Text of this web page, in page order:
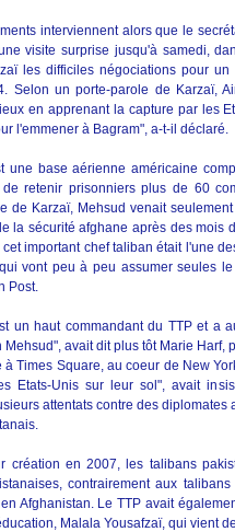
interviennent alors que le
visite surprise jusqu'à samedi,
les difficiles négociations pour
Selon un porte-parole de Karzaï,
en apprenant la capture par les
l'emmener à Bagram", a-t-il déclaré.
une base aérienne américaine
de retenir prisonniers plus de 60
de Karzaï, Mehsud venait
la sécurité afghane après des mois
important chef taliban était l'une
vont peu à peu assumer seules
Post.
un haut commandant du TTP et a
Mehsud", avait dit plus tôt Marie
à Times Square, au coeur de New
Etats-Unis sur leur sol", avait
attentats contre des
création en 2007, les talibans
contrairement aux
Afghanistan. Le TTP avait
Malala Yousafzaï, qui vient